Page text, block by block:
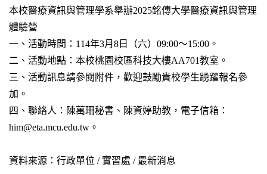
本校醫療資訊與管理學系舉辦2025銘傳大學醫療資訊與管理
體驗營
一、活動時間：114年3月8日（六）09:00～15:00。
二、活動地點：本校桃園校區科技大樓AA701教室。
三、活動訊息請參閱附件，歡迎鼓勵貴校學生踴躍報名參
加。
四、聯絡人：陳萬珊秘書、陳資婷助教，電子信箱：
him@eta.mcu.edu.tw。
資料來源：行政單位 / 實習處 / 最新消息